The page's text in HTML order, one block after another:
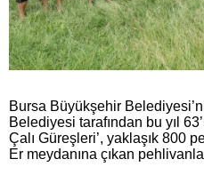
Bursa Büyükşehir
Belediyesi tarafından bu yıl
Çalı Güreşleri’, yaklaşık 800
Er meydanına çıkan